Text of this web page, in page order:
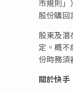
市規則」
股份購回
股東及潛
定。概
份時務須
關於快手